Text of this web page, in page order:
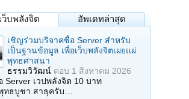
ว็บพลังจิต อัพเดทล่าสุด
เชิญร่วมบริจาคซื้อ Server สำหรับ
เป็นฐานข้อมูล เพื่อเว็บพลังจิตเผยแผ่
พุทธศาสนา
ธรรมวิวัฒน์ ตอบ 1 สิงหาคม 2026
เวปพลังจิต 10 บาท
ทธบูชา สาธุครับ…